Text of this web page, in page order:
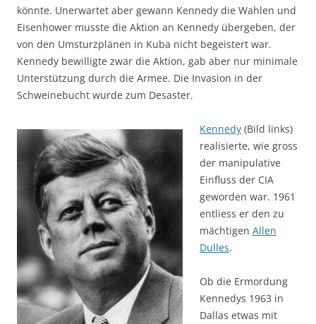
könnte. Unerwartet aber gewann Kennedy die Wahlen und
Eisenhower musste die Aktion an Kennedy übergeben, der
von den Umsturzplänen in Kuba nicht begeistert war.
Kennedy bewilligte zwar die Aktion, gab aber nur minimale
Unterstützung durch die Armee. Die Invasion in der
Schweinebucht wurde zum Desaster.
Kennedy (Bild links)
realisierte, wie gross
der manipulative
Einfluss der CIA
geworden war. 1961
entliess er den zu
mächtigen Allen
Dulles.
Ob die Ermordung
Kennedys 1963 in
Dallas etwas mit